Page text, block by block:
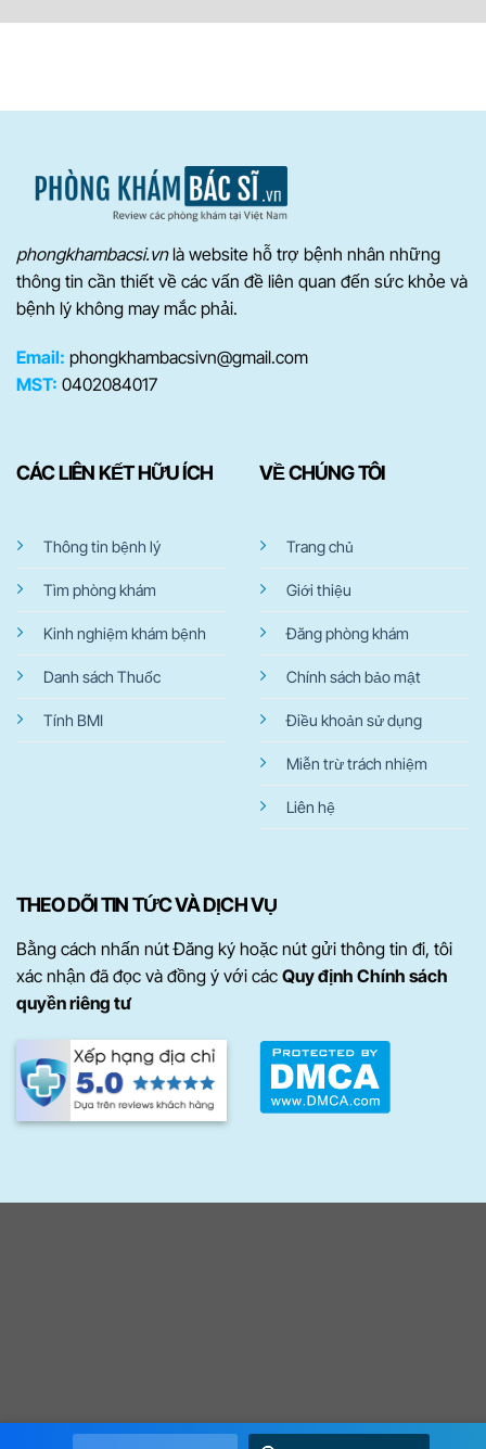
phongkhambacsi.vnlà website hỗ trợ bệnh nhân những
thông tin cần thiết về các vấn đề liên quan đến sức khỏe và
bệnh lý không may mắc phải.
Email: phongkhambacsivn@gmail.com
MST: 0402084017
CÁC LIÊN KẾT HỮU ÍCH
Thông tin bệnh lý
Tìm phòng khám
Kinh nghiệm khám bệnh
Danh sách Thuốc
Tính BMI
VỀ CHÚNG TÔI
Trang chủ
Giới thiệu
Đăng phòng khám
Chính sách bảo mật
Điều khoản sử dụng
Miễn trừ trách nhiệm
Liên hệ
THEO DÕI TIN TỨC VÀ DỊCH VỤ
Bằng cách nhấn nút Đăng ký hoặc nút gửi thông tin đi, tôi
xác nhận đã đọc và đồng ý với các Quy định Chính sách
quyền riêng tư